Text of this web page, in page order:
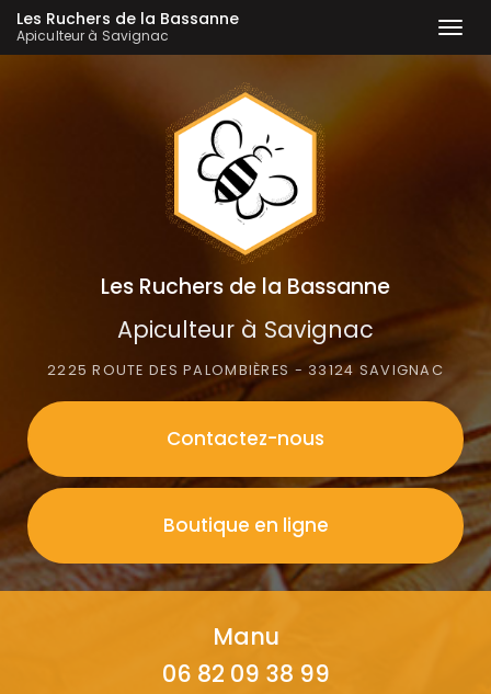
Les Ruchers de la Bassanne
Apiculteur à Savignac
Les Ruchers de la Bassanne
Apiculteur à Savignac
2225 ROUTE DES PALOMBIÈRES - 33124 SAVIGNAC
Contactez-nous
Boutique en ligne
Manu
06 82 09 38 99